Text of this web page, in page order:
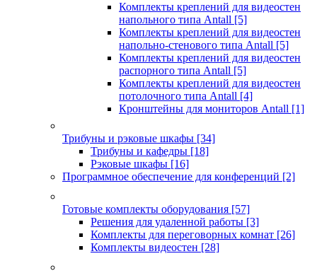
Комплекты креплений для видеостен
напольного типа Antall [5]
Комплекты креплений для видеостен
напольно-стенового типа Antall [5]
Комплекты креплений для видеостен
распорного типа Antall [5]
Комплекты креплений для видеостен
потолочного типа Antall [4]
Кронштейны для мониторов Antall [1]
Трибуны и рэковые шкафы [34]
Трибуны и кафедры [18]
Рэковые шкафы [16]
Программное обеспечение для конференций [2]
Готовые комплекты оборудования [57]
Решения для удаленной работы [3]
Комплекты для переговорных комнат [26]
Комплекты видеостен [28]